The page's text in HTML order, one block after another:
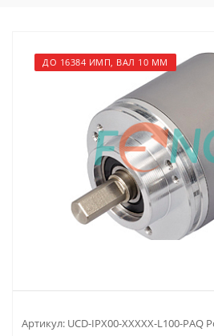
ДО 16384 ИМП, ВАЛ 10 ММ
Артикул: UCD-IPX00-XXXXX-L100-PAQ